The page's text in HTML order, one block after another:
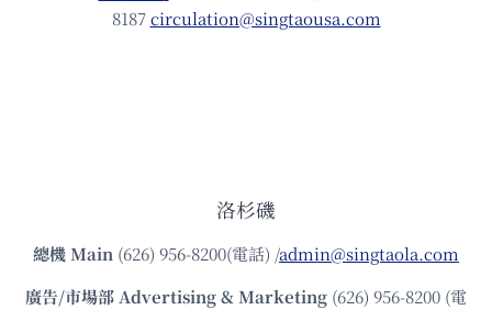
8187circulation@singtaousa.com
洛杉磯
總機Main (626) 956-8200(電話) /admin@singtaola.com
廣告/市場部Advertising & Marketing (626) 956-8200 (電